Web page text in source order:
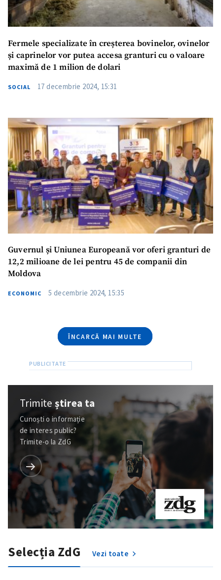
Fermele specializate în creșterea bovinelor, ovinelor
și caprinelor vor putea accesa granturi cu o valoare
maximă de 1 milion de dolari
SOCIAL 17 decembrie 2024, 15:31
Guvernul și Uniunea Europeană vor oferi granturi de
12,2 milioane de lei pentru 45 de companii din
Moldova
ECONOMIC 5 decembrie 2024, 15:35
ÎNCARCĂ MAI MULTE
Trimiteștirea ta
Cunoști o informație
de interes public?
Trimite-o la ZdG
Selecția ZdG Vezi toate
Fotografie
+ Încarcă imagine
Link media
+ Link media
CONTACT SURSĂ
Sursă anonimă
Nume+ Numele meu
Email+ Emailul meu
Telefon+ Telefon personal
Am citit și sunt de
acord cupolitica de
TRIMITE ȘTIREA